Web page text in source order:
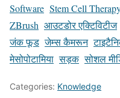
Software Stem Cell
ZBrush आउटडोर एक्टिविटीज
जंक फूड जेम्स कैमरून
मेसोपोटामिया सड़क सोशल
Categories: Knowledge